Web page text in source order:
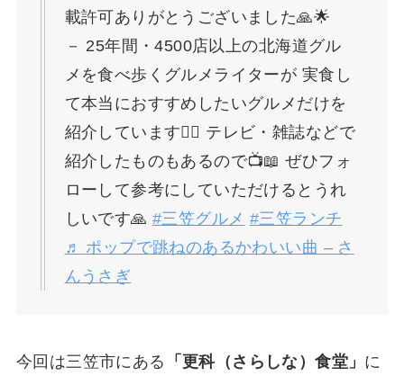
載許可ありがとうございました🙏🌟
－ 25年間・4500店以上の北海道グル
メを食べ歩くグルメライターが 実食し
て本当におすすめしたいグルメだけを
紹介しています🙋‍♀️ テレビ・雑誌などで
紹介したものもあるので📺📖 ぜひフォ
ローして参考にしていただけるとうれ
しいです🙏#三笠グルメ #三笠ランチ
♬ ポップで跳ねのあるかわいい曲 – さ
んうさぎ
今回は三笠市にある 「更科（さらしな）食堂」 に